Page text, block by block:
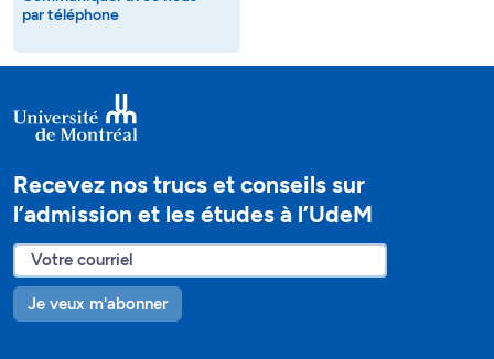
par téléphone
Recevez nos trucs et conseils sur
l’admission et les études à l’UdeM
Je veux m'abonner